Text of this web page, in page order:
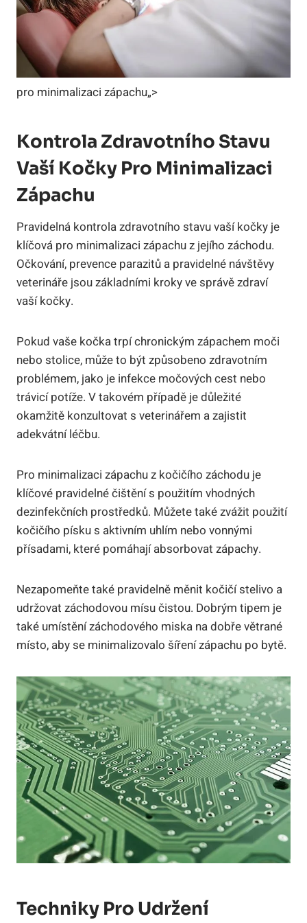
pro minimalizaci zápachu„>
Kontrola Zdravotního Stavu
Vaší Kočky Pro Minimalizaci
Zápachu
Pravidelná kontrola zdravotního stavu vaší kočky je
klíčová pro minimalizaci zápachu z jejího záchodu.
Očkování, prevence parazitů a pravidelné návštěvy
veterináře jsou základními kroky ve správě zdraví
vaší kočky.
Pokud vaše kočka trpí chronickým zápachem moči
nebo stolice, může to být způsobeno zdravotním
problémem, jako je infekce močových cest nebo
trávicí potíže. V takovém případě je důležité
okamžitě konzultovat s veterinářem a zajistit
adekvátní léčbu.
Pro minimalizaci zápachu z kočičího záchodu je
klíčové pravidelné čištění s použitím vhodných
dezinfekčních prostředků. Můžete také zvážit použití
kočičího písku s aktivním uhlím nebo vonnými
přísadami, které pomáhají absorbovat zápachy.
Nezapomeňte také pravidelně měnit kočičí stelivo a
udržovat záchodovou mísu čistou. Dobrým tipem je
také umístění záchodového miska na dobře větrané
místo, aby se minimalizovalo šíření zápachu po bytě.
Techniky Pro Udržení